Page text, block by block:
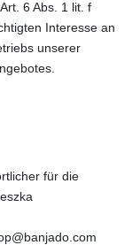
6 Abs. 1 lit. f
Interesse an
unserer
für die